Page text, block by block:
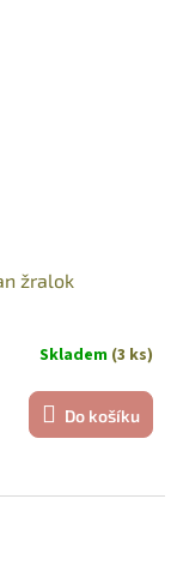
žralok
Skladem (3 ks)
Do košíku